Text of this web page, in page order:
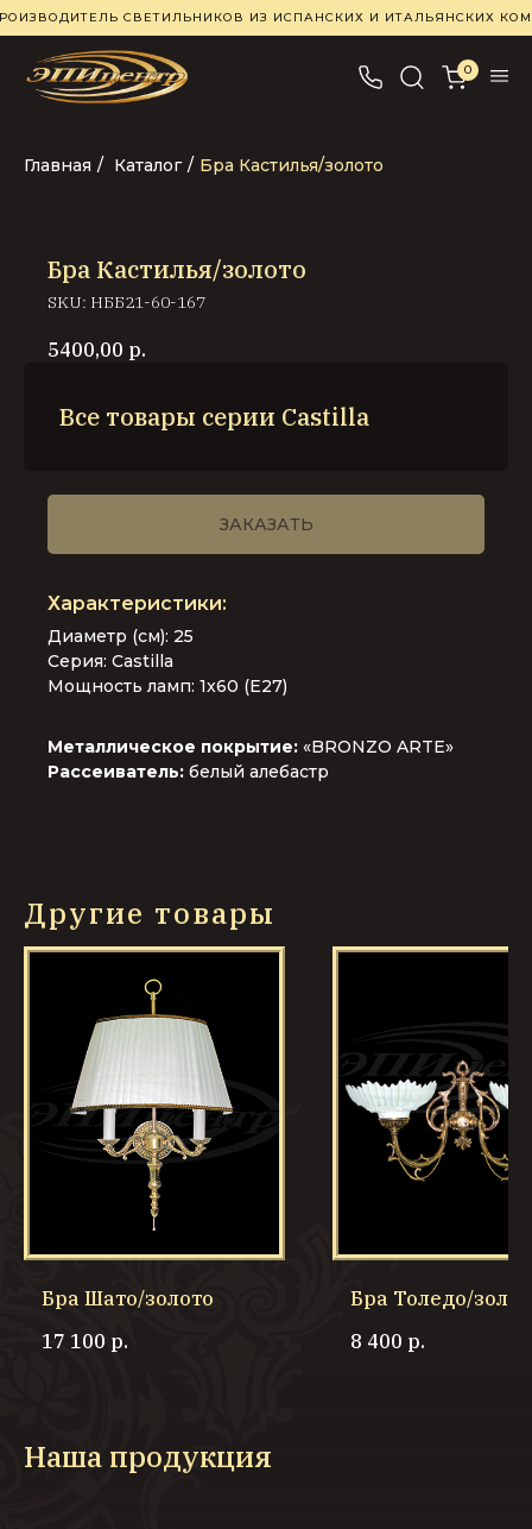
СВЕТИЛЬНИКОВ ИЗ ИСПАНСКИХ И ИТАЛЬЯНСКИХ
0
Главная / Каталог / Бра Кастилья/золото
Бра Кастилья/золото
SKU: НББ21-60-167
5400,00 р.
Все товары серии Castilla
ЗАКАЗАТЬ
Металлическое покрытие: «BRONZO ARTE»
Рассеиватель: белый алебастр
Диаметр (см): 25
Серия: Castilla
Мощность ламп: 1x60 (E27)
Другие товары
Бра Шато/золото
17 100 р.
Бра Толедо/
8 400 р.
Наша продукция